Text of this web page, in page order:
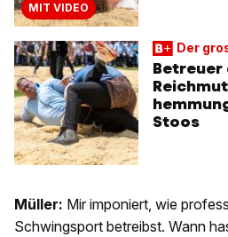
MIT VIDEO
Der
Stoos
Müller: Mir imponiert, wie
Schwingsport betreibst. Wann